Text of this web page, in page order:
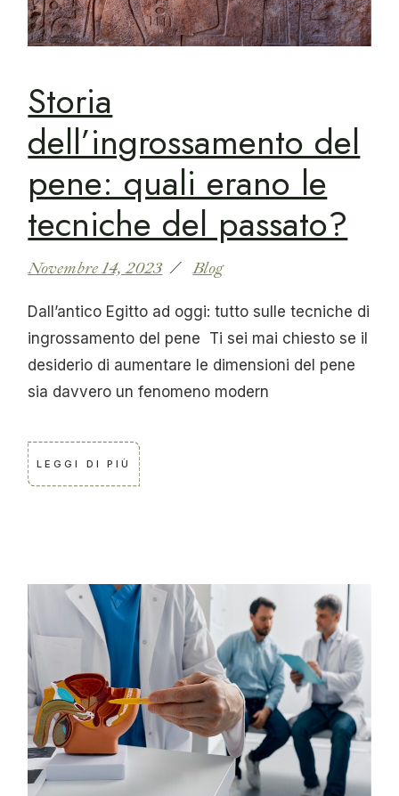
Storia
dell’ingrossamento del
pene: quali erano le
tecniche del passato?
Novembre 14, 2023 Blog
Dall’antico Egitto ad oggi: tutto sulle tecniche di
ingrossamento del pene Ti sei mai chiesto se il
desiderio di aumentare le dimensioni del pene
sia davvero un fenomeno modern
LEGGI DI PIÙ